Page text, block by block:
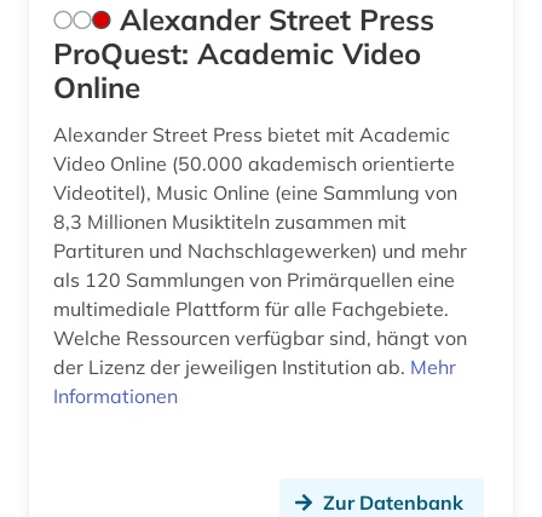
englisch (5)
ephemera (1)
epistulae (1)
ereignisdaten (1)
erstausgabe (1)
erster weltkrieg (1)
erzählung (1)
Alexander Street Press
ProQuest: Academic Video
Online
Alexander Street Press bietet mit Academic
Video Online (50.000 akademisch orientierte
Videotitel), Music Online (eine Sammlung von
8,3 Millionen Musiktiteln zusammen mit
Partituren und Nachschlagewerken) und mehr
als 120 Sammlungen von Primärquellen eine
multimediale Plattform für alle Fachgebiete.
Welche Ressourcen verfügbar sind, hängt von
der Lizenz der jeweiligen Institution ab. Mehr
Informationen
Zur Datenbank